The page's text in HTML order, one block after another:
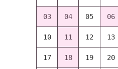
03 04 05 06
10 11 12 13
17 18 19 20